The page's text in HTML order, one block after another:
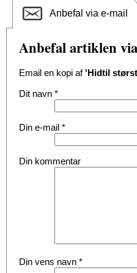
Anbefal via e-mail
Anbefal artiklen
Email en kopi af'Hidtil
Dit navn *
Din e-mail *
Din kommentar
Din vens navn *